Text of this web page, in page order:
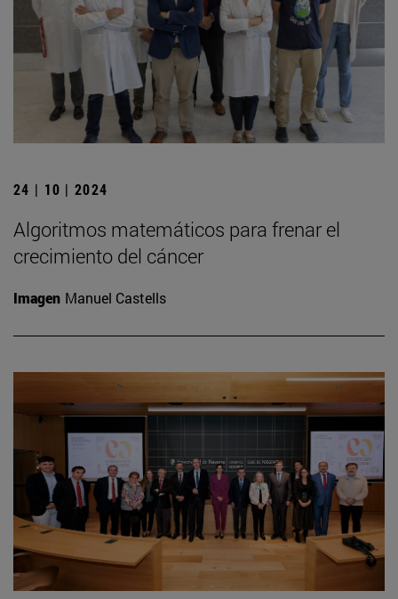
24 | 10 | 2024
Algoritmos matemáticos para frenar el
crecimiento del cáncer
Imagen Manuel Castells